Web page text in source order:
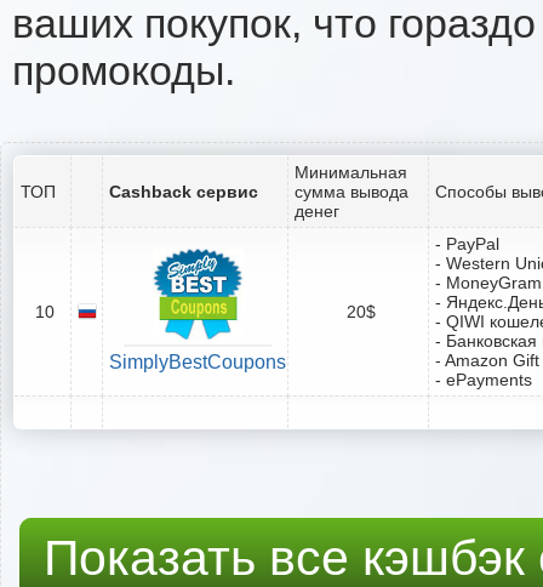
ваших покупок, что
промокоды.
ТОП Cashback сервис
Минимальная
сумма вывода
денег
Способы
10
SimplyBestCoupons
20$
- PayPal
- Western
- MoneyGram
-
- QIWI
-
- Amazon
- ePayments
Показать все